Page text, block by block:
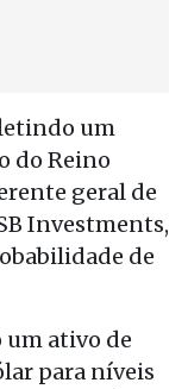
um
do Reino
geral de
Investments,
de
um ativo de
para níveis